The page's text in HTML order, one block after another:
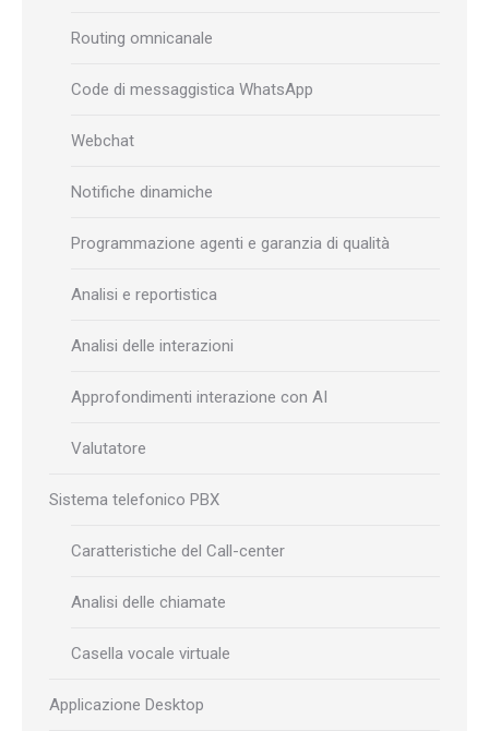
Routing omnicanale
Code di messaggistica WhatsApp
Webchat
Notifiche dinamiche
Programmazione agenti e garanzia di qualità
Analisi e reportistica
Analisi delle interazioni
Approfondimenti interazione con AI
Valutatore
Sistema telefonico PBX
Caratteristiche del Call-center
Analisi delle chiamate
Casella vocale virtuale
Applicazione Desktop